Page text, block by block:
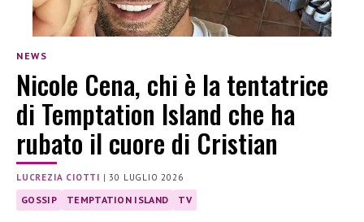
NEWS
Nicole Cena, chi è la tentatrice
di Temptation Island che ha
rubato il cuore di Cristian
LUCREZIA CIOTTI |30 LUGLIO 2026
GOSSIP TEMPTATION ISLAND TV